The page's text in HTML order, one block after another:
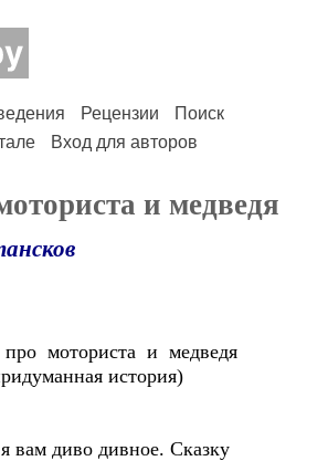
Рецензии
Поиск
Вход для авторов
и медведя
и медведя
история)
диво дивное. Сказку